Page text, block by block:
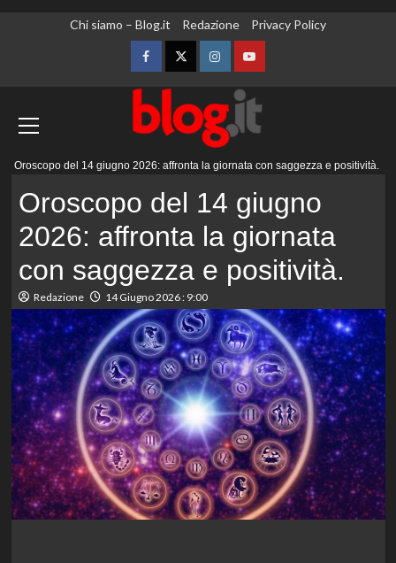
Chi siamo – Blog.it Redazione Privacy Policy
FacebookTwitterInstagramYouTube
Oroscopo del 14 giugno 2026: affronta la giornata con saggezza e positività.
Oroscopo del 14 giugno
2026: affronta la giornata
con saggezza e positività.
Redazione 14 Giugno 2026 : 9:00